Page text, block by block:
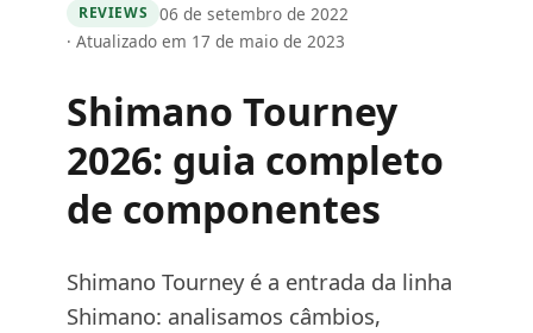
REVIEWS
06 de setembro de 2022
· Atualizado em 17 de maio de 2023
Shimano Tourney
2026: guia completo
de componentes
Shimano Tourney é a entrada da linha
Shimano: analisamos câmbios,